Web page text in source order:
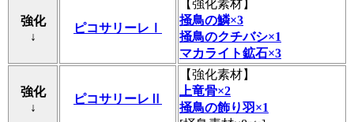
強化
↓
ピコサリーレⅠ
【強化素材】
掻鳥の鱗×3
掻鳥のクチバシ×1
マカライト鉱石×3
強化
↓
ピコサリーレⅡ
【強化素材】
上竜骨×2
掻鳥の飾り羽×1